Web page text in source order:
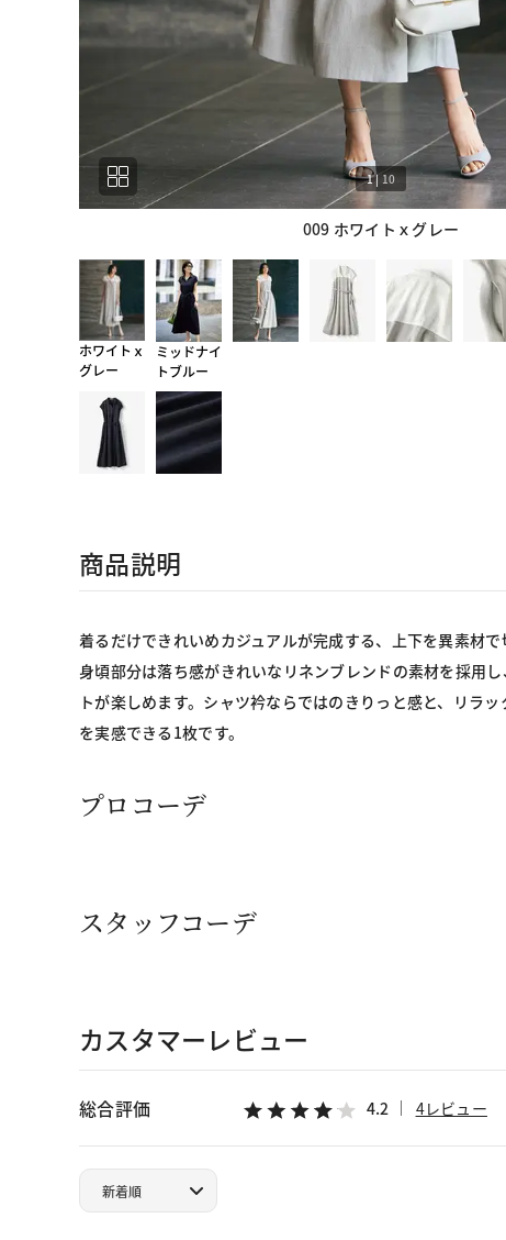
009 ホワイトｘグレー
1| 10
ホワイトｘ
グレー
ミッドナイ
トブルー
商品説明
着るだけできれいめカジュアルが完成する、上下を異素材で
身頃部分は落ち感がきれいなリネンブレンドの素材を採用
トが楽しめます。シャツ衿ならではのきりっと感と、リラ
を実感できる1枚です。
プロコーデ
スタッフコーデ
カスタマーレビュー
総合評価 4.2 4レビュー